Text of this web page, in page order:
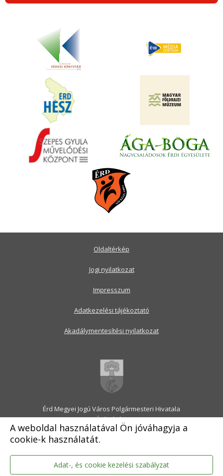
A weboldal használatával Ön jóváhagyja a
cookie-k használatát.
Adat-, és cookie kezelési szabályzat
Érd Megyei Jogú Város Polgármesteri Hivatala
2030 Érd, Alsó utca 1.
Levélcím: 2031 Érd, Pf.: 31
E-mail:onkormanyzat@erd.hu
Telefonközpont:06-23-522-300
Ügyfélszolgálat:06-23-522-301
Hivatali Kapu: ERDPH
Oldaltérkép
Jogi nyilatkozat
Impresszum
Adatkezelési tájékoztató
Akadálymentesítési nyilatkozat